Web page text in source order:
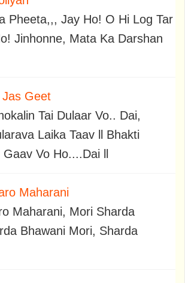
Pheeta,,, Jay Ho! O Hi Log Tar
Jinhonne, Mata Ka Darshan
Geet
Tai Dulaar Vo.. Dai,
Laika Taav ll Bhakti
Vo Ho....Dai ll
Maharani
Maharani, Mori Sharda
Bhawani Mori, Sharda